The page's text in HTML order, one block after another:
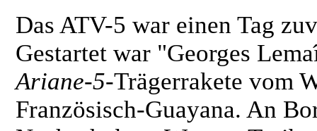
Das ATV-5 war einen Tag
Gestartet war "Georges
Ariane-5-Trägerrakete vom
Französisch-Guayana. An